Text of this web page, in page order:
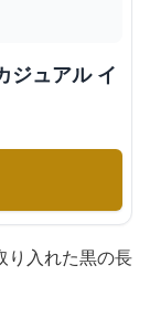
ジュアル イ
り入れた黒の長